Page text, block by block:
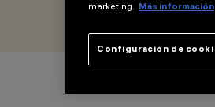
marketing. Más información
Configuración de